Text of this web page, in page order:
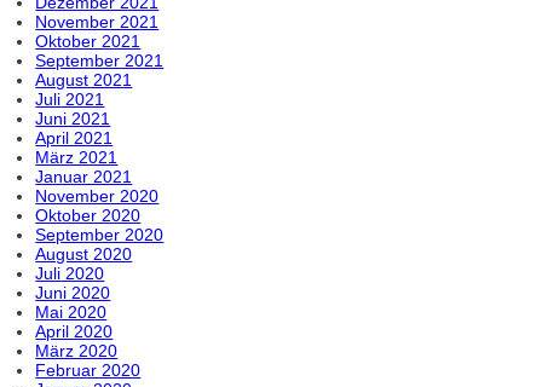
November 2021
Oktober 2021
September 2021
August 2021
Juli 2021
Juni 2021
April 2021
März 2021
Januar 2021
November 2020
Oktober 2020
September 2020
August 2020
Juli 2020
Juni 2020
Mai 2020
April 2020
März 2020
Februar 2020